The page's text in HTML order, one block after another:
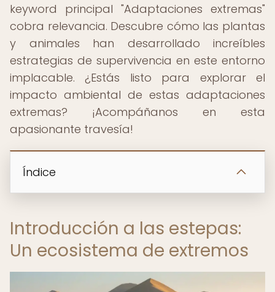
keyword principal "Adaptaciones extremas"
cobra relevancia. Descubre cómo las plantas
y animales han desarrollado increíbles
estrategias de supervivencia en este entorno
implacable. ¿Estás listo para explorar el
impacto ambiental de estas adaptaciones
extremas? ¡Acompáñanos en esta
apasionante travesía!
Índice
Introducción a las estepas:
Un ecosistema de extremos